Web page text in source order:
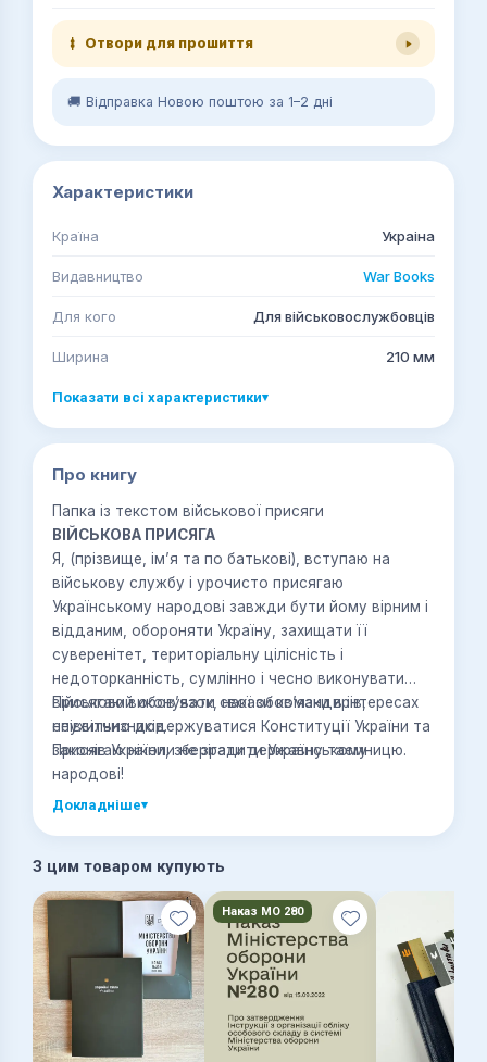
Отвори для прошиття
🚚 Відправка Новою поштою за 1–2 дні
Характеристики
Країна Украіна
Видавництво War Books
Для кого Для військовослужбовців
Ширина 210 мм
Показати всі характеристики▾
Про книгу
Папка із текстом військової присяги
ВІЙСЬКОВА ПРИСЯГА
Я, (прізвище, ім’я та по батькові), вступаю на
військову службу і урочисто присягаю
Українському народові завжди бути йому вірним і
відданим, обороняти Україну, захищати її
суверенітет, територіальну цілісність і
недоторканність, сумлінно і чесно виконувати
військовий обов’язок, накази командирів,
неухильно додержуватися Конституції України та
законів України, зберігати державну таємницю.
Присягаю виконувати свої обов’язки в інтересах
співвітчизників.
Присягаю ніколи не зрадити Українському
народові!
Докладніше▾
З цим товаром купують
Наказ МО 280